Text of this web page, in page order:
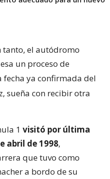
tanto, el autódromo
un proceso de
fecha ya confirmada del
sueña con recibir otra
1 visitó por última
abril de 1998,
que tuvo como
a bordo de su